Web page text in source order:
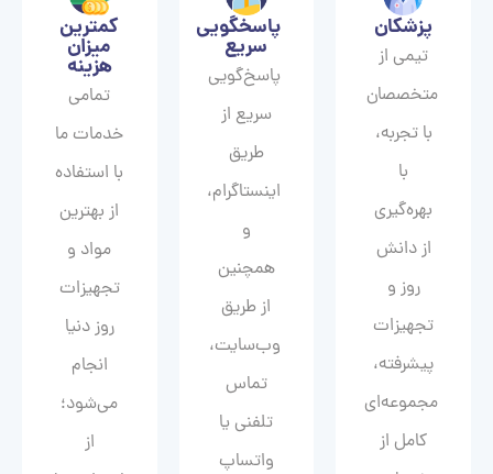
پزشکان
تیمی از
متخصصان
با تجربه،
با
بهره‌گیری
از دانش
روز و
تجهیزات
پیشرفته،
مجموعه‌ای
کامل از
پاسخگویی
سریع
پاسخ‌گویی
سریع از
طریق
اینستاگرام،
و
همچنین
از طریق
وب‌سایت،
تماس
تلفنی یا
واتساپ
کمترین
میزان
هزینه
تمامی
خدمات ما
با استفاده
از بهترین
مواد و
تجهیزات
روز دنیا
انجام
می‌شود؛
از